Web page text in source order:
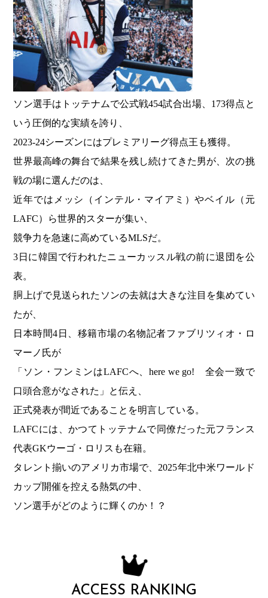
ソン選手はトッテナムで公式戦454試合出場、173得点と
いう圧倒的な実績を誇り、
2023-24シーズンにはプレミアリーグ得点王も獲得。
世界最高峰の舞台で結果を残し続けてきた男が、次の挑
戦の場に選んだのは、
近年ではメッシ（インテル・マイアミ）やベイル（元
LAFC）ら世界的スターが集い、
競争力を急速に高めているMLSだ。
3日に韓国で行われたニューカッスル戦の前に退団を公
表。
胴上げで見送られたソンの去就は大きな注目を集めてい
たが、
日本時間4日、移籍市場の名物記者ファブリツィオ・ロ
マーノ氏が
「ソン・フンミンはLAFCへ、here we go! 全会一致で
口頭合意がなされた」と伝え、
正式発表が間近であることを明言している。
LAFCには、かつてトッテナムで同僚だった元フランス
代表GKウーゴ・ロリスも在籍。
タレント揃いのアメリカ市場で、2025年北中米ワールド
カップ開催を控える熱気の中、
ソン選手がどのように輝くのか！？
ACCESS RANKING